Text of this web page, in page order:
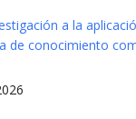
a la
de conocimiento